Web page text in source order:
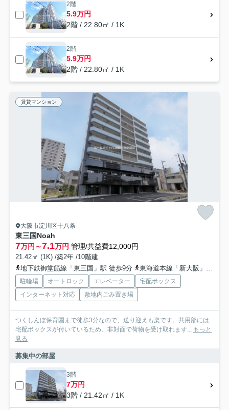
2階
5.9万円
2階 / 22.80㎡ / 1K
2階
5.9万円
2階 / 22.80㎡ / 1K
賃貸マンション
大阪市淀川区十八条
東三国Noah
7万円～7.1万円 管理/共益費12,000円
21.42㎡ (1K) /築2年 /10階建
地下鉄御堂筋線「東三国」駅 徒歩9分
東海道本線「新大阪」駅 徒歩25分
駐輪場 オートロック エレベーター
宅配ボックス
インターネット対応
敷地内ごみ置き場
つくしんぼ保育園まで徒歩3分なので、送り迎えも楽です。共用部には
宅配ボックスが付いているため、非対面で荷物を受け取れます... もっと
見る
募集中の部屋
3階
7万円
3階 / 21.42㎡ / 1K